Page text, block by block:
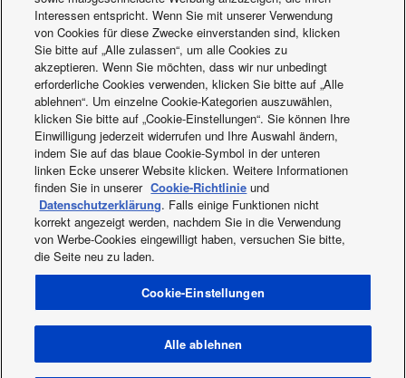
ECOi-W Heat Pump
Chiller
von Panasonic
Facebook Instagram
Kontakt & Support
Datenschutzbestimmung
Neuig­keiten
Interessen entspricht. Wenn Sie mit unserer Verwendung
von Cookies für diese Zwecke einverstanden sind, klicken
Sie bitte auf „Alle zulassen“, um alle Cookies zu
akzeptieren. Wenn Sie möchten, dass wir nur unbedingt
erforderliche Cookies verwenden, klicken Sie bitte auf „Alle
ablehnen“. Um einzelne Cookie-Kategorien auszuwählen,
klicken Sie bitte auf „Cookie-Einstellungen“. Sie können Ihre
Einwilligung jederzeit widerrufen und Ihre Auswahl ändern,
indem Sie auf das blaue Cookie-Symbol in der unteren
linken Ecke unserer Website klicken. Weitere Informationen
finden Sie in unserer Cookie-Richtlinie und
Datenschutzerklärung. Falls einige Funktionen nicht
korrekt angezeigt werden, nachdem Sie in die Verwendung
von Werbe-Cookies eingewilligt haben, versuchen Sie bitte,
die Seite neu zu laden.
Cookie-Einstellungen
Alle ablehnen